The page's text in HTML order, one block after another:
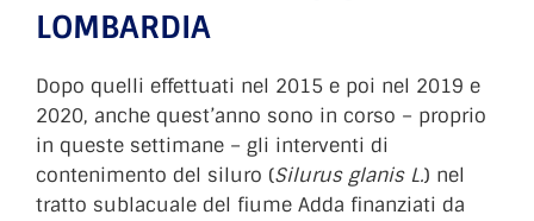
LOMBARDIA
Dopo quelli effettuati nel 2015 e poi nel 2019 e
2020, anche quest’anno sono in corso – proprio
in queste settimane – gli interventi di
contenimento del siluro (Silurus glanis L.) nel
tratto sublacuale del fiume Adda finanziati da